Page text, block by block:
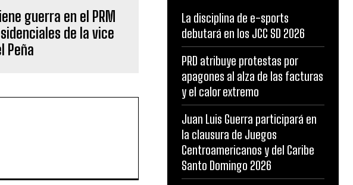
guerra en el PRM
de la vice
Peña
La disciplina de e-sports
debutará en los JCC SD 2026
PRD atribuye protestas por
apagones al alza de las facturas
y el calor extremo
Juan Luis Guerra participará en
la clausura de Juegos
Centroamericanos y del Caribe
Santo Domingo 2026